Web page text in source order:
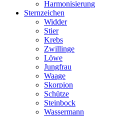
Harmonisierung
Sternzeichen
Widder
Stier
Krebs
Zwillinge
Löwe
Jungfrau
Waage
Skorpion
Schütze
Steinbock
Wassermann